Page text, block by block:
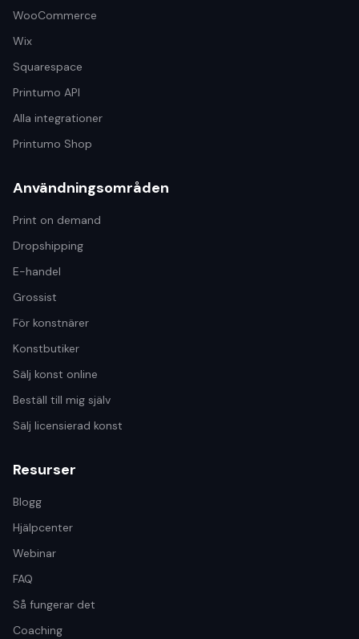
WooCommerce
Wix
Squarespace
Printumo API
Alla integrationer
Printumo Shop
Användningsområden
Print on demand
Dropshipping
E-handel
Grossist
För konstnärer
Konstbutiker
Sälj konst online
Beställ till mig själv
Sälj licensierad konst
Resurser
Blogg
Hjälpcenter
Webinar
FAQ
Så fungerar det
Coaching